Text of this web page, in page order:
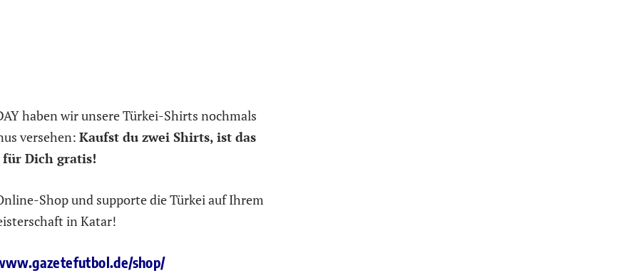
haben wir unsere Türkei-Shirts nochmals
versehen: Kaufst du zwei Shirts, ist das
Dich gratis!
Shop und supporte die Türkei auf Ihrem
in Katar!
shop/